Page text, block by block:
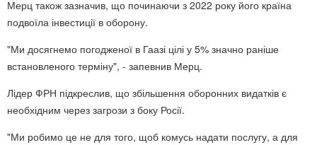
Мерц також зазначив, що починаючи з 2022 року його країна
подвоїла інвестиції в оборону.
"Ми досягнемо погодженої в Гаазі цілі у 5% значно раніше
встановленого терміну", - запевнив Мерц.
Лідер ФРН підкреслив, що збільшення оборонних видатків є
необхідним через загрози з боку Росії.
"Ми робимо це не для того, щоб комусь надати послугу, а для